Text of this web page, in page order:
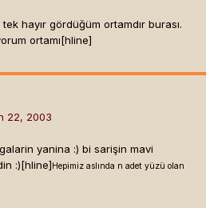
hayır gördüğüm ortamdır burası.
ortamı[hline]
22, 2003
yanina :) bi sarişin mavi
:)[hline] Hepimiz aslında n adet yüzü olan